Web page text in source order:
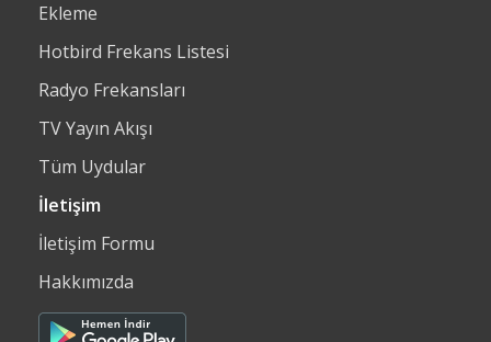
Ekleme
Hotbird Frekans Listesi
Radyo Frekansları
TV Yayın Akışı
Tüm Uydular
İletişim
İletişim Formu
Hakkımızda